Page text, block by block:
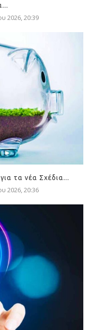
2026, 20:39
τα νέα Σχέδια...
2026, 20:36